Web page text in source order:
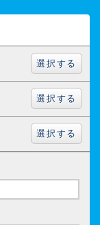
選択する
選択する
選択する